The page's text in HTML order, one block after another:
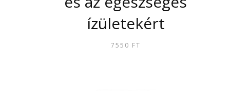
ízületekért
7550 FT